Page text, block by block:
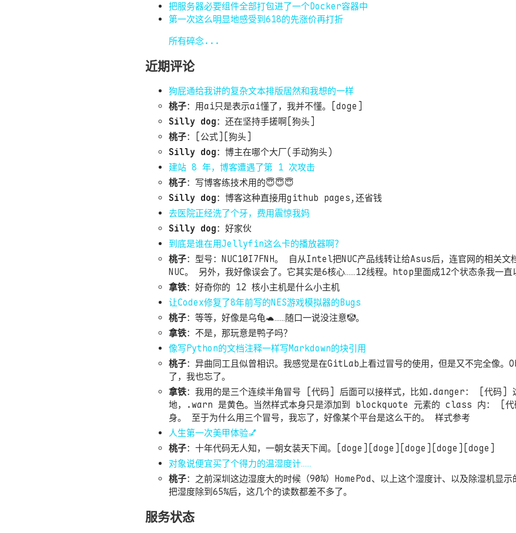
把服务器必要组件全部打包进了一个Docker容器中
第一次这么明显地感受到618的先涨价再打折
所有碎念...
近期评论
狗屁通给我讲的复杂文本排版居然和我想的一样
桃子： 用ai只是表示ai懂了，我并不懂。[doge]
Silly dog： 还在坚持手搓啊[狗头]
桃子：
[公式][狗头]
Silly dog： 博主在哪个大厂(手动狗头)
建站 8 年，博客遭遇了第 1 次攻击
桃子： 写博客练技术用的😇😇😇
Silly dog： 博客这种直接用github pages,还省钱
去医院正经洗了个牙，费用震惊我妈
Silly dog： 好家伙
到底是谁在用Jellyfin这么卡的播放器啊？
桃子： 型号：NUC10I7FNH。 自从Intel把NUC产品线转让给Asus后，连官网的相关文
NUC。 另外，我好像误会了。它其实是6核心……12线程。htop里面成12个状态条我一直
拿铁： 好奇你的 12 核小主机是什么小主机
让Codex修复了8年前写的NES游戏模拟器的Bugs
桃子： 等等，好像是乌龟🐢……随口一说没注意🤡。
拿铁： 不是，那玩意是鸭子吗？
像写Python的文档注释一样写Markdown的块引用
桃子： 异曲同工且似曾相识。我感觉是在GitLab上看过冒号的使用，但是又不完全像
了，我也忘了。
拿铁： 我用的是三个连续半角冒号 [代码] 后面可以接样式，比如.danger： [代码]
地，.warn 是黄色。当然样式本身只是添加到 blockquote 元素的 class 内： [代
身。 至于为什么用三个冒号，我忘了，好像某个平台是这么干的。 样式参考
人生第一次美甲体验💅
桃子： 十年代码无人知，一朝女装天下闻。[doge][doge][doge][doge][doge]
对象说便宜买了个得力的温湿度计……
桃子： 之前深圳这边湿度大的时候（90%）HomePod、以上这个湿度计、以及除湿机显
把湿度除到65%后，这几个的读数都差不多了。
服务状态